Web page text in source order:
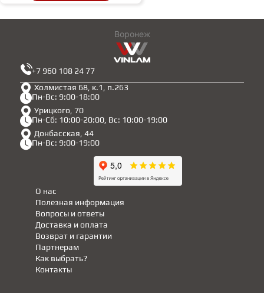
Воронеж
Холмистая 68, к.1, п.263
Пн-Вс: 9:00-18:00
Урицкого, 70
Пн-Сб: 10:00-20:00, Вс: 10:00-19:00
Донбасская, 44
Пн-Вс: 9:00-19:00
+7 960 108 24 77
Полезная информация
Партнерам
Вопросы и ответы
Доставка и оплата
Возврат и гарантии
Как выбрать?
О нас
Контакты